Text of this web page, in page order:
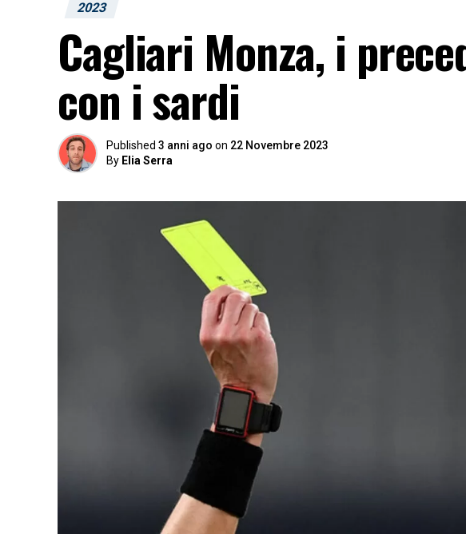
2023
Cagliari Monza, i
con i sardi
Published 3 anni ago on 22 Novembre 2023
By Elia Serra